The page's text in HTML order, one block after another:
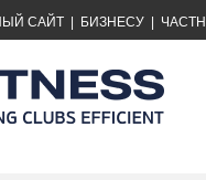
САЙТ БИЗНЕСУ